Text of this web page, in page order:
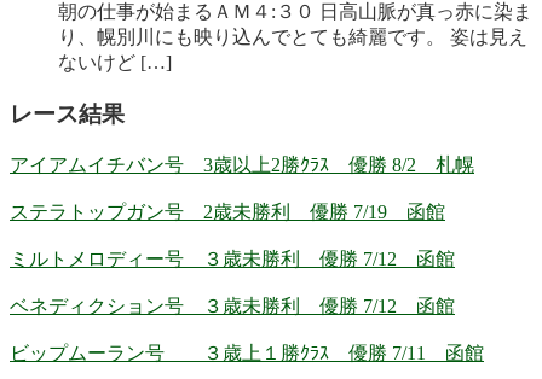
朝の仕事が始まるＡＭ４:３０ 日高山脈が真っ赤に染ま
り、幌別川にも映り込んでとても綺麗です。 姿は見え
ないけど […]
レース結果
アイアムイチバン号 3歳以上2勝ｸﾗｽ 優勝 8/2 札幌
ステラトップガン号 2歳未勝利 優勝 7/19 函館
ミルトメロディー号 ３歳未勝利 優勝 7/12 函館
ベネディクション号 ３歳未勝利 優勝 7/12 函館
ビップムーラン号 ３歳上１勝ｸﾗｽ 優勝 7/11 函館